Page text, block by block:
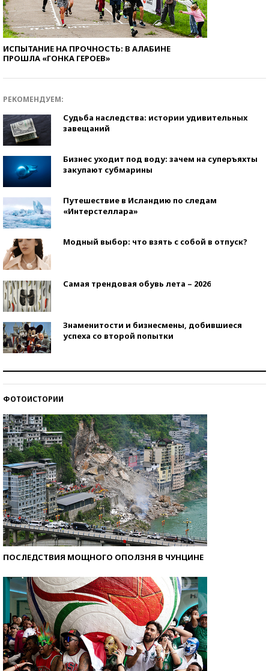
ИСПЫТАНИЕ НА ПРОЧНОСТЬ: В АЛАБИНЕ
ПРОШЛА «ГОНКА ГЕРОЕВ»
РЕКОМЕНДУЕМ:
Судьба наследства: истории удивительных
завещаний
Бизнес уходит под воду: зачем на суперъяхты
закупают субмарины
Путешествие в Исландию по следам
«Интерстеллара»
Модный выбор: что взять с собой в отпуск?
Самая трендовая обувь лета – 2026
Знаменитости и бизнесмены, добившиеся
успеха со второй попытки
ФОТОИСТОРИИ
ПОСЛЕДСТВИЯ МОЩНОГО ОПОЛЗНЯ В ЧУНЦИНЕ